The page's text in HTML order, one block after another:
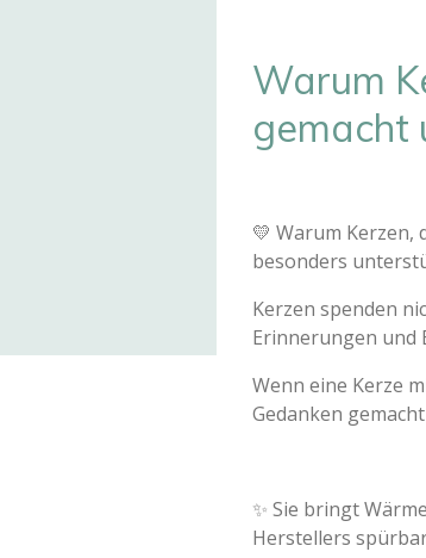
Warum
gemacht
💛 Warum Kerzen,
besonders
Kerzen spenden
Erinnerungen und
Wenn eine Kerze
Gedanken
✨ Sie bringt
Herstellers